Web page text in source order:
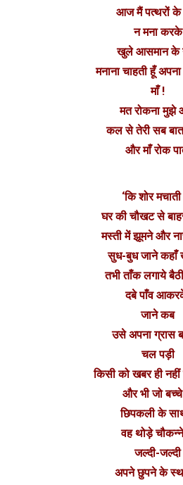
आज मैं पत्थरों के
न मना करके
खुले आसमान के
मनाना चाहती हूँ
माँ !
मत रोकना
कल से तेरी सब बात
और माँ रोक
‘कि शोर
घर की चौखट से
मस्ती में झूमने और
सुध-बुध जाने कहाँ
तभी ताँक लगाये
दबे पाँव
जाने कब
उसे अपना ग्रास
चल पड़ी
किसी को खबर ही
और भी जो
छिपकली के
वह थोड़े
जल्दी-जल्दी
अपने छुपने के